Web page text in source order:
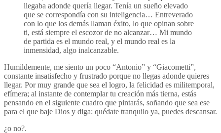
llegaba adonde quería llegar. Tenía un sueño elevado
que se correspondía con su inteligencia… Entreverado
con lo que los demás llaman éxito, lo que opinan sobre
ti, está siempre el escozor de no alcanzar… Mi mundo
de partida es el mundo real, y el mundo real es la
inmensidad, algo ­inalcanzable.
Humildemente, me siento un poco “Antonio” y “Giacometti”,
constante insatisfecho y frustrado porque no llegas adonde quieres
llegar. Por muy grande que sea el logro, la felicidad es militemporal,
efímera; al instante de contemplar tu creación más tierna, estás
pensando en el siguiente cuadro que pintarás, soñando que sea ese
para el que baje Dios y diga: quédate tranquilo ya, puedes descansar.
¿o no?.